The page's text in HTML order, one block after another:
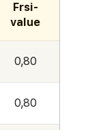
Frsi-
value
0,80
0,80